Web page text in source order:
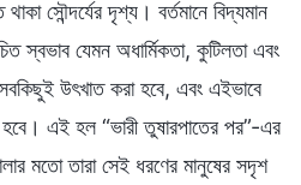
সৌন্দর্যের দৃশ্য। বর্তমানে বিদ্যমান
স্বভাব যেমন অধার্মিকতা, কুটিলতা এবং
উৎখাত করা হবে, এবং এইভাবে
এই হল “ভারী তুষারপাতের পর”-এর
মতো তারা সেই ধরণের মানুষের সদৃশ